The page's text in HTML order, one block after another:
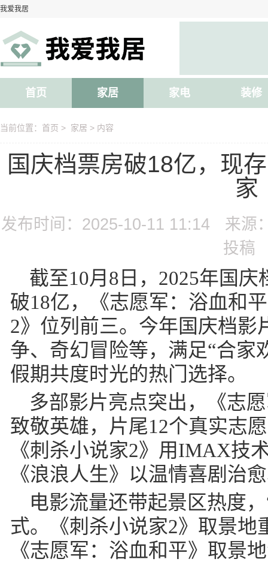
我爱我居
首页 家居 家电 装修
当前位置： 首页 > 家居 > 内容
国庆档票房破18亿，现
家
发布时间：2025-10-11 11:14
来源
投稿
截至10月8日，2025年国
破18亿，《志愿军：浴血和
2》位列前三。今年国庆档影
争、奇幻冒险等，满足“合家
假期共度时光的热门选择。
多部影片亮点突出，《志
致敬英雄，片尾12个真实志
《刺杀小说家2》用IMAX技
《浪浪人生》以温情喜剧治
电影流量还带起景区热度
式。《刺杀小说家2》取景地
《志愿军：浴血和平》取景